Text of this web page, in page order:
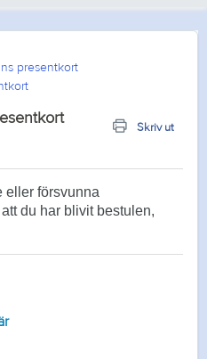
presentkort
Skriv ut
eller försvunna
du har blivit bestulen,